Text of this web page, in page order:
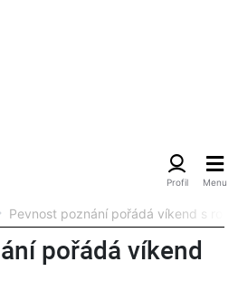
Pevnost poznání pořádá víkend s
pořádá víkend